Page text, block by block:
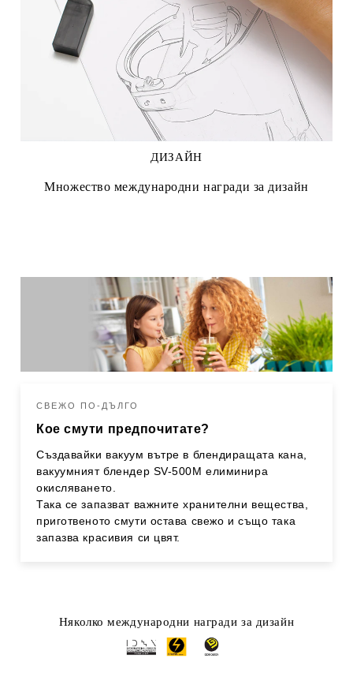
ДИЗАЙН
Множество международни награди за дизайн
СВЕЖО ПО-ДЪЛГО
Кое смути предпочитате?
Създавайки вакуум вътре в блендиращата кана,
вакуумният блендер SV-500M елиминира
окисляването.
Така се запазват важните хранителни вещества,
приготвеното смути остава свежо и също така
запазва красивия си цвят.
Няколко международни награди за дизайн